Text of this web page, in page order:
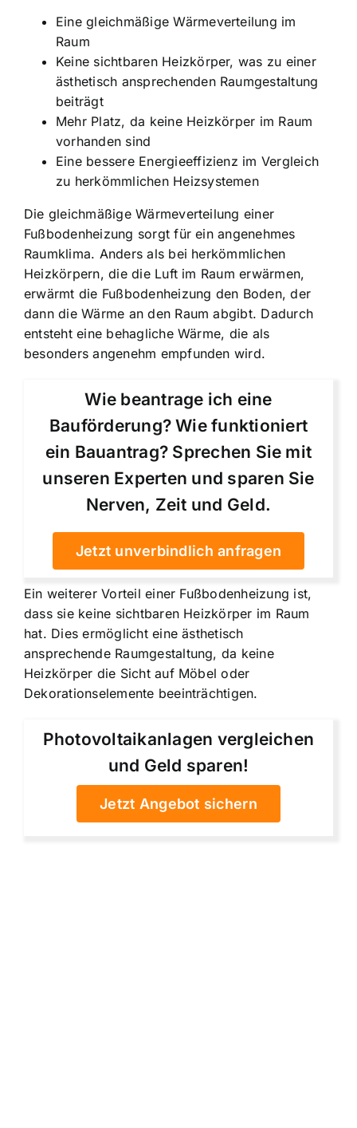
Eine gleichmäßige Wärmeverteilung im
Raum
Keine sichtbaren Heizkörper, was zu einer
ästhetisch ansprechenden Raumgestaltung
beiträgt
Mehr Platz, da keine Heizkörper im Raum
vorhanden sind
Eine bessere Energieeffizienz im Vergleich
zu herkömmlichen Heizsystemen
Die gleichmäßige Wärmeverteilung einer
Fußbodenheizung sorgt für ein angenehmes
Raumklima. Anders als bei herkömmlichen
Heizkörpern, die die Luft im Raum erwärmen,
erwärmt die Fußbodenheizung den Boden, der
dann die Wärme an den Raum abgibt. Dadurch
entsteht eine behagliche Wärme, die als
besonders angenehm empfunden wird.
Wie beantrage ich eine
Bauförderung? Wie funktioniert
ein Bauantrag? Sprechen Sie mit
unseren Experten und sparen Sie
Nerven, Zeit und Geld.
Jetzt unverbindlich anfragen
Ein weiterer Vorteil einer Fußbodenheizung ist,
dass sie keine sichtbaren Heizkörper im Raum
hat. Dies ermöglichteine ästhetisch
ansprechende Raumgestaltung, da keine
Heizkörper die Sicht auf Möbel oder
Dekorationselemente beeinträchtigen.
Photovoltaikanlagen vergleichen
und Geld sparen!
Jetzt Angebot sichern